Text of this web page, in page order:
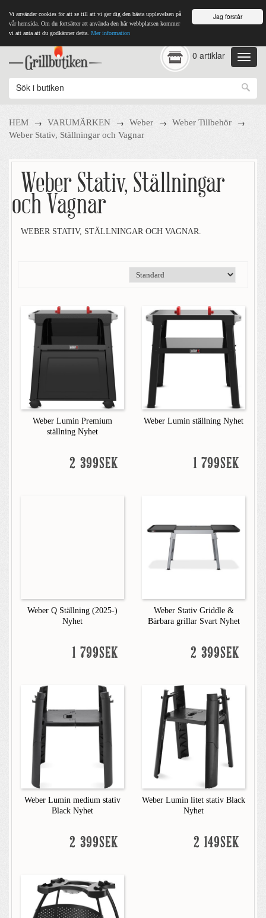
Jag förstår
Vi använder cookies för att se till att vi ger dig den bästa upplevelsen på
vår hemsida. Om du fortsätter att använda den här webbplatsen kommer
vi att anta att du godkänner detta. Mer information
0 artiklar
HEM → VARUMÄRKEN → Weber → Weber Tillbehör →
Weber Stativ, Ställningar och Vagnar
Weber Stativ, Ställningar
och Vagnar
WEBER STATIV, STÄLLNINGAR OCH VAGNAR.
Weber Lumin Premium
ställning Nyhet
2 399SEK
Weber Lumin ställning Nyhet
1 799SEK
Weber Q Ställning (2025-)
Nyhet
1 799SEK
Weber Stativ Griddle &
Bärbara grillar Svart Nyhet
2 399SEK
Weber Lumin medium stativ
Black Nyhet
2 399SEK
Weber Lumin litet stativ Black
Nyhet
2 149SEK